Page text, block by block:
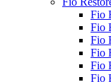
Fio
Fio
Fio
Fio
Fio
Fio